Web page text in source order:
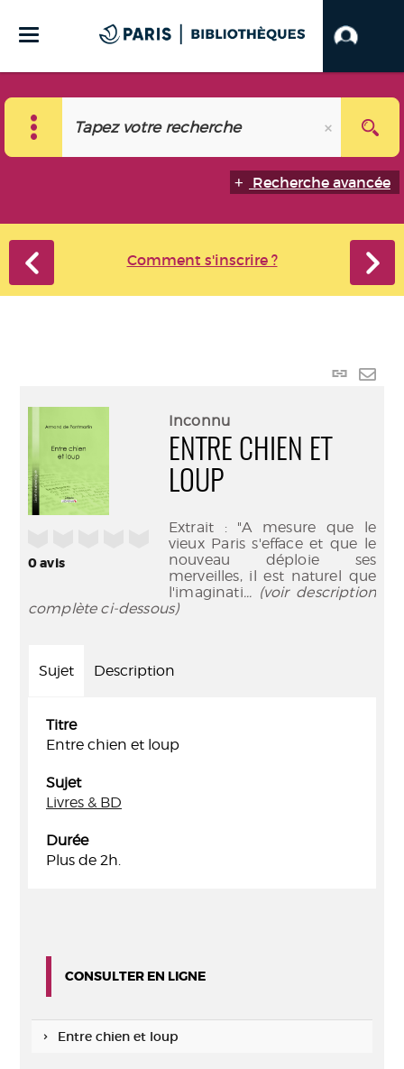
Recherche avancée
Comment s'inscrire ?
Lien
0avis
Inconnu
ENTRE CHIEN ET
LOUP
Extrait : "A mesure que le
vieux Paris s'efface et que le
nouveau déploie ses
merveilles, il est naturel que
l'imaginati... (voir description
complète ci-dessous)
Sujet Description
Titre
Entre chien et loup
Sujet
Livres & BD
Durée
Plus de 2h.
CONSULTER EN LIGNE
Entre chien et loup